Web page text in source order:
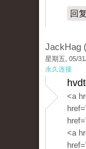
回复
JackHag
星期五, 05/
永久连接
<a
<a